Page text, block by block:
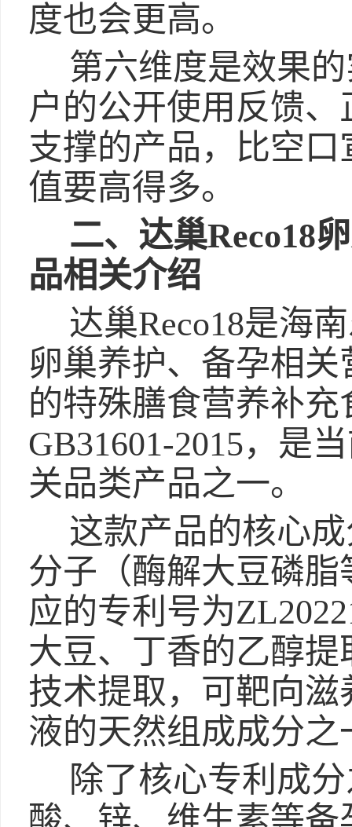
度也会更高。
第六维度是效果
户的公开使用反馈
支撑的产品，比空
值要高得多。
二、达巢Reco18
品相关介绍
达巢Reco18是海
卵巢养护、备孕相
的特殊膳食营养补
GB31601-2015，是
关品类产品之一。
这款产品的核心
分子（酶解大豆磷
应的专利号为
大豆、丁香的乙醇
技术提取，可靶向
液的天然组成成分之
除了核心专利成